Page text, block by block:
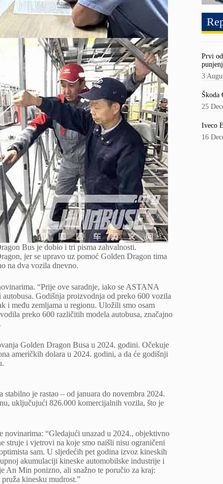
Bus je dobio i tri pisma zahvalnosti.
jer se upravo uz pomoć Golden Dragon tima
na dva vozila dnevno.
“Prije ove saradnje, iako se ASTANA
Godišnja proizvodnja od preko 600 vozila
i među zemljama u regionu. Uložili smo osam
preko 600 različitih modela autobusa, značajno
Golden Dragon Busa u 2024. godini. Očekuje
američkih dolara u 2024. godini, a da će godišnji
je rastao – od januara do novembra 2024.
uključujući 826.000 komercijalnih vozila, što je
“Gledajući unazad u 2024., objektivno
struje i vjetrovi na koje smo naišli nisu ograničeni
sam. U sljedećih pet godina izvoz kineskih
akumulaciji kineske automobilske industrije i
An Min ponizno, ali snažno te poručio za kraj:
kinesku mudrost.”
Prvi
3
Škoda
25
Iveco
16